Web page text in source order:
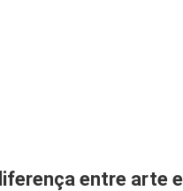
entre arte e